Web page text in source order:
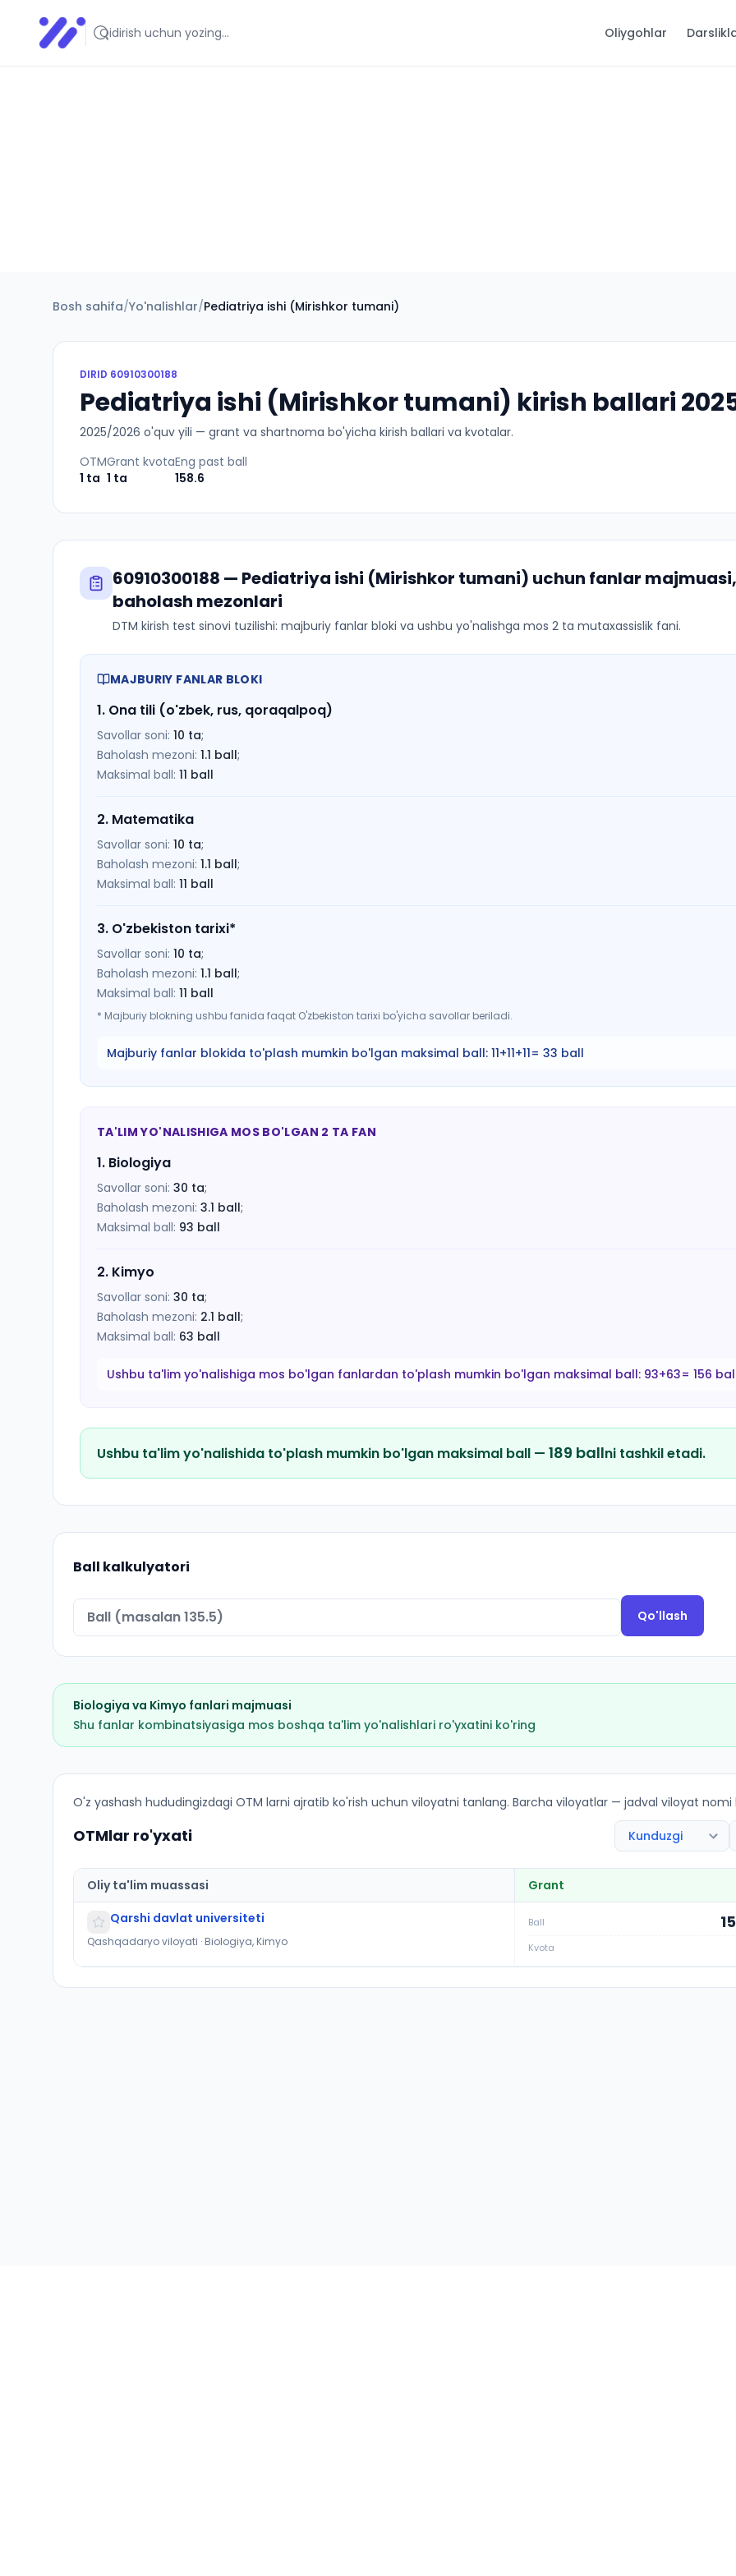
Infoedu
Ta&#039;lim xabarlari va yangiliklari Oliygohlar
Bosh sahifa/Yo'nalishlar/Pediatriya ishi (Mirishkor tumani)
DIRID 60910300188
Pediatriya ishi (Mirishkor tumani) kirish ballari
2025/2026 o'quv yili — grant va shartnoma bo'yicha kirish ballari va kvotalar.
OTM
1 ta
Grant kvota
1 ta
Eng past ball
158.6
60910300188 — Pediatriya ishi (Mirishkor tumani) uchun fanlar
baholash mezonlari
DTM kirish test sinovi tuzilishi: majburiy fanlar bloki va ushbu yo'nalishga mos 2 ta mutaxassislik fani.
MAJBURIY FANLAR BLOKI
1. Ona tili (o'zbek, rus, qoraqalpoq)
Savollar soni: 10 ta;
Baholash mezoni: 1.1 ball;
Maksimal ball: 11 ball
2. Matematika
Savollar soni: 10 ta;
Baholash mezoni: 1.1 ball;
Maksimal ball: 11 ball
3. O'zbekiston tarixi*
Savollar soni: 10 ta;
Baholash mezoni: 1.1 ball;
Maksimal ball: 11 ball
* Majburiy blokning ushbu fanida faqat O'zbekiston tarixi bo'yicha savollar beriladi.
Majburiy fanlar blokida to'plash mumkin bo'lgan maksimal ball: 11+11+11= 33 ball
TA'LIM YO'NALISHIGA MOS BO'LGAN 2 TA FAN
1. Biologiya
Savollar soni: 30 ta;
Baholash mezoni: 3.1 ball;
Maksimal ball: 93 ball
2. Kimyo
Savollar soni: 30 ta;
Baholash mezoni: 2.1 ball;
Maksimal ball: 63 ball
Ushbu ta'lim yo'nalishiga mos bo'lgan fanlardan to'plash mumkin bo'lgan maksimal ball: 93+63= 156
Ushbu ta'lim yo'nalishida to'plash mumkin bo'lgan maksimal ball — 189 ballni tashkil etadi.
Ball kalkulyatori
Qo'llash
Biologiya va Kimyo fanlari majmuasi
Shu fanlar kombinatsiyasiga mos boshqa ta'lim yo'nalishlari ro'yxatini ko'ring
Pediatriya ishi (Mirishkor tumani): OTM lar bo'yicha kirish ballari va kvotalar
O'z yashash hududingizdagi OTM larni ajratib ko'rish uchun viloyatni tanlang. Barcha viloyatlar — jadval viloyat
OTMlar ro'yxati
Oliy ta'lim muassasi
Grant
Qarshi davlat universiteti
Qashqadaryo viloyati · Biologiya, Kimyo
Ball
Kvota